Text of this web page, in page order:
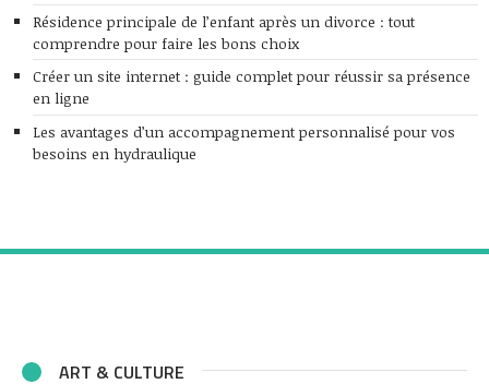
Résidence principale de l’enfant après un divorce : tout
comprendre pour faire les bons choix
Créer un site internet : guide complet pour réussir sa présence
en ligne
Les avantages d’un accompagnement personnalisé pour vos
besoins en hydraulique
ART & CULTURE